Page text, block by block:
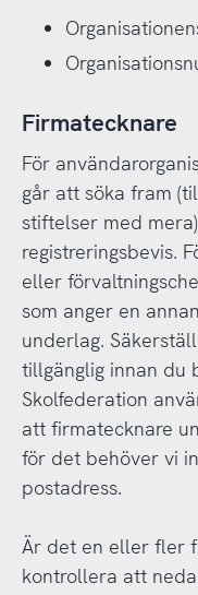
Firmatecknare
För
går att söka fram
stiftelser med
registreringsbevis.
eller
som anger en
underlag.
tillgänglig innan du
Skolfederation
att firmatecknare
för det behöver vi
postadress.
Är det en eller fler
kontrollera att